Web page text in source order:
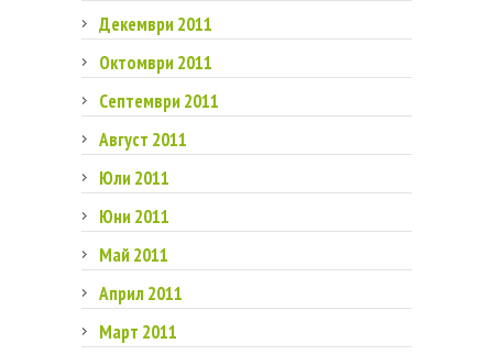
Декември 2011
Октомври 2011
Септември 2011
Август 2011
Юли 2011
Юни 2011
Май 2011
Април 2011
Март 2011